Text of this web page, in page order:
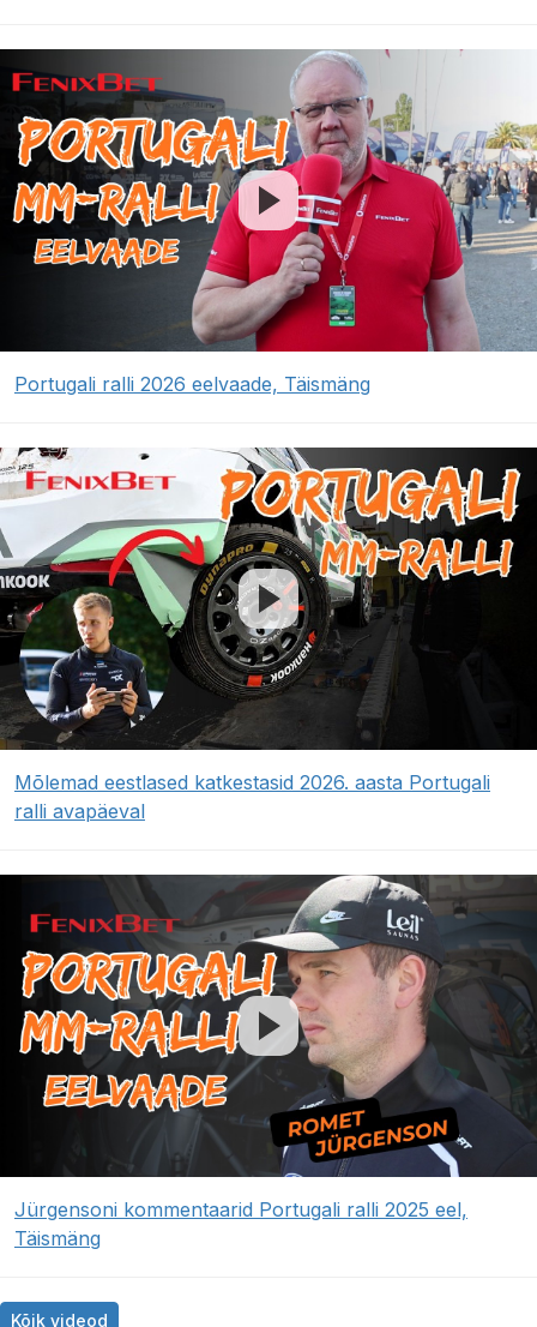
Portugali ralli 2026 eelvaade, Täismäng
Mõlemad eestlased katkestasid 2026. aasta Portugali
ralli avapäeval
Jürgensoni kommentaarid Portugali ralli 2025 eel,
Täismäng
Kõik videod